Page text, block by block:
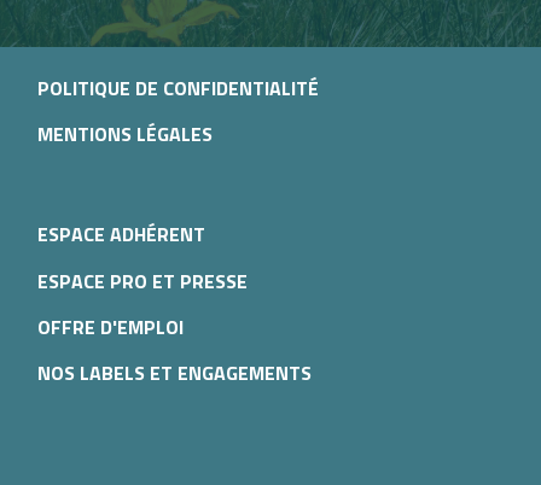
POLITIQUE DE CONFIDENTIALITÉ
MENTIONS LÉGALES
ESPACE ADHÉRENT
ESPACE PRO ET PRESSE
OFFRE D'EMPLOI
NOS LABELS ET ENGAGEMENTS